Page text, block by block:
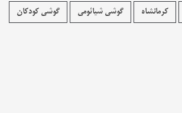
کرمانشاه گوشی شیائومی گوشی کودکان